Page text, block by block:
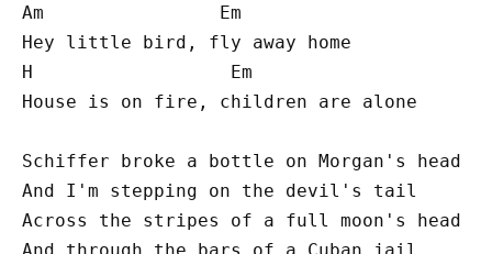
Am                Em
Hey little bird, fly away home
H                  Em
House is on fire, children are alone
Schiffer broke a bottle on Morgan's head
And I'm stepping on the devil's tail
Across the stripes of a full moon's head